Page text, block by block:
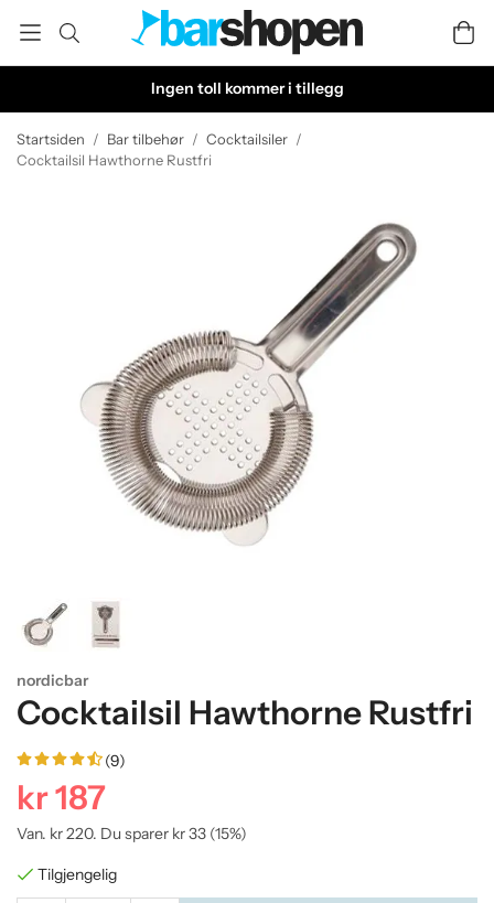
Ingen toll kommer i tillegg
Startsiden / Bar tilbehør / Cocktailsiler /
Cocktailsil Hawthorne Rustfri
nordicbar
Cocktailsil Hawthorne Rustfri
(9)
kr 187
Van. kr 220. Du sparer kr 33 (15%)
Tilgjengelig